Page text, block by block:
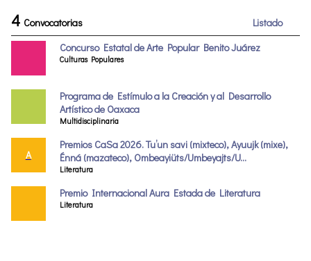
4 Convocatorias
Listado
Concurso Estatal de Arte Popular Benito Juárez
Culturas Populares
Programa de Estímulo a la Creación y al Desarrollo
Artístico de Oaxaca
Multidisciplinaria
A
Premios CaSa 2026. Tu’un savi (mixteco), Ayuujk (mixe),
Énná (mazateco), Ombeayiüts/Umbeyajts/U...
Literatura
Premio Internacional Aura Estada de Literatura
Literatura